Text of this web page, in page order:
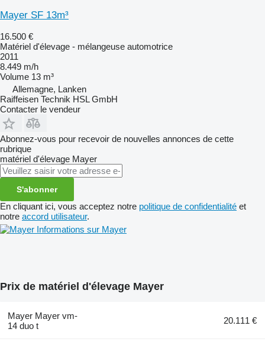
Mayer SF 13m³
16.500 €
Matériel d'élevage - mélangeuse automotrice
2011
8.449 m/h
Volume 13 m³
Allemagne, Lanken
Raiffeisen Technik HSL GmbH
Contacter le vendeur
Abonnez-vous pour recevoir de nouvelles annonces de cette
rubrique
matériel d'élevage Mayer
S'abonner
En cliquant ici, vous acceptez notre politique de confidentialité et
notre accord utilisateur.
Informations sur Mayer
Prix de matériel d'élevage Mayer
Mayer Mayer vm-
14 duo t
20.111 €